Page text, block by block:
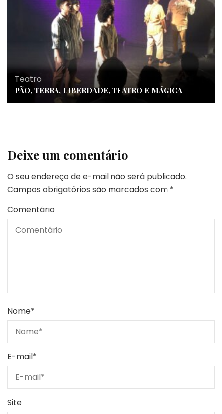
Teatro
PÃO, TERRA, LIBERDADE, TEATRO E MÁGICA
Deixe um comentário
O seu endereço de e-mail não será publicado.
Campos obrigatórios são marcados com *
Comentário
Nome*
E-mail*
Site